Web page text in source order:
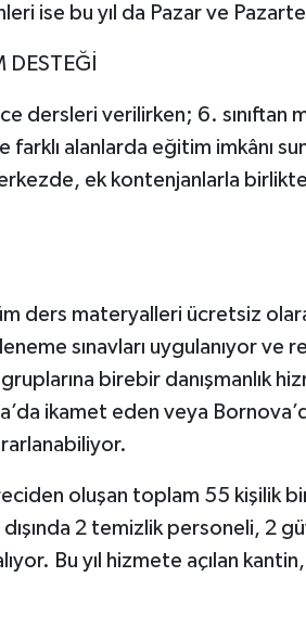
ise bu yıl da Pazar ve
DESTEĞİ
dersleri verilirken; 6. sınıftan
alanlarda eğitim imkânı
ek kontenjanlarla birlikte
ders materyalleri ücretsiz
sınavları uygulanıyor ve
birebir danışmanlık
ikamet eden veya
oluşan toplam 55 kişilik
2 temizlik personeli, 2
Bu yıl hizmete açılan kantin,